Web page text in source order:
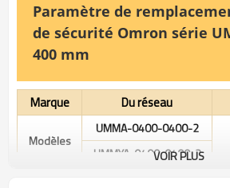
Paramètre de
de sécurité Omron série
400 mm
Marque Du réseau
Modèles
UMMA-0400-0400-2
UMMYA-0400-0400-2
VOIR PLUS